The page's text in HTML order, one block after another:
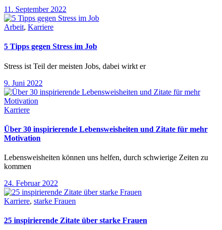
11. September 2022
Arbeit, Karriere
5 Tipps gegen Stress im Job
Stress ist Teil der meisten Jobs, dabei wirkt er
9. Juni 2022
Karriere
Über 30 inspirierende Lebensweisheiten und Zitate für mehr
Motivation
Lebensweisheiten können uns helfen, durch schwierige Zeiten zu
kommen
24. Februar 2022
Karriere, starke Frauen
25 inspirierende Zitate über starke Frauen